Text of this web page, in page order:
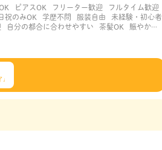
ピアスOK フリーター歓迎
フルタイム歓迎
祝のみOK 学歴不問 服装自由
未経験・初心者
自分の都合に合わせやすい 茶髪OK
賑やかな
♩